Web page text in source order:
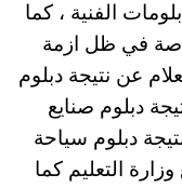
الفنية ، كما
في ظل ازمة
عن نتيجة دبلوم
و نتيجة دبلوم صنايع
و 5 سنوات ،نتيجة دبلوم سياحة
وزارة التعليم كما